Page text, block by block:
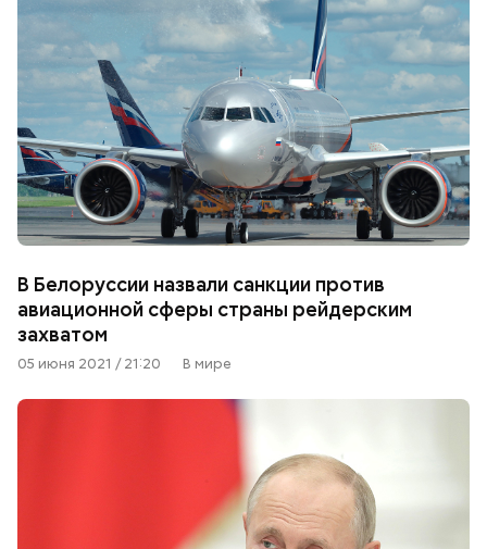
В Белоруссии назвали санкции против
авиационной сферы страны рейдерским
захватом
05 июня 2021 / 21:20 В мире